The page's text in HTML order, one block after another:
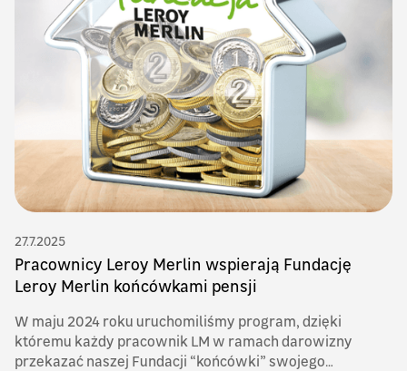
27.7.2025
Pracownicy Leroy Merlin wspierają Fundację
Leroy Merlin końcówkami pensji
W maju 2024 roku uruchomiliśmy program, dzięki
któremu każdy pracownik LM w ramach darowizny
przekazać naszej Fundacji “końcówki” swojego